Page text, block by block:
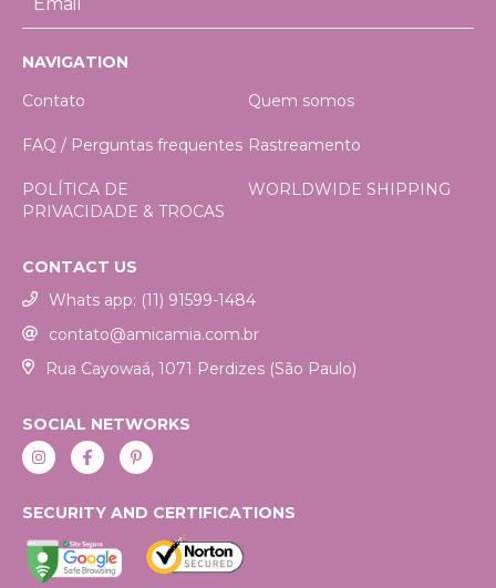
NAVIGATION
Contato
Quem somos
FAQ / Perguntas frequentes Rastreamento
POLÍTICA DE
PRIVACIDADE & TROCAS
WORLDWIDE SHIPPING
CONTACT US
Whats app: (11) 91599-1484
contato@amicamia.com.br
Rua Cayowaá, 1071 Perdizes (São Paulo)
SOCIAL NETWORKS
SECURITY AND CERTIFICATIONS